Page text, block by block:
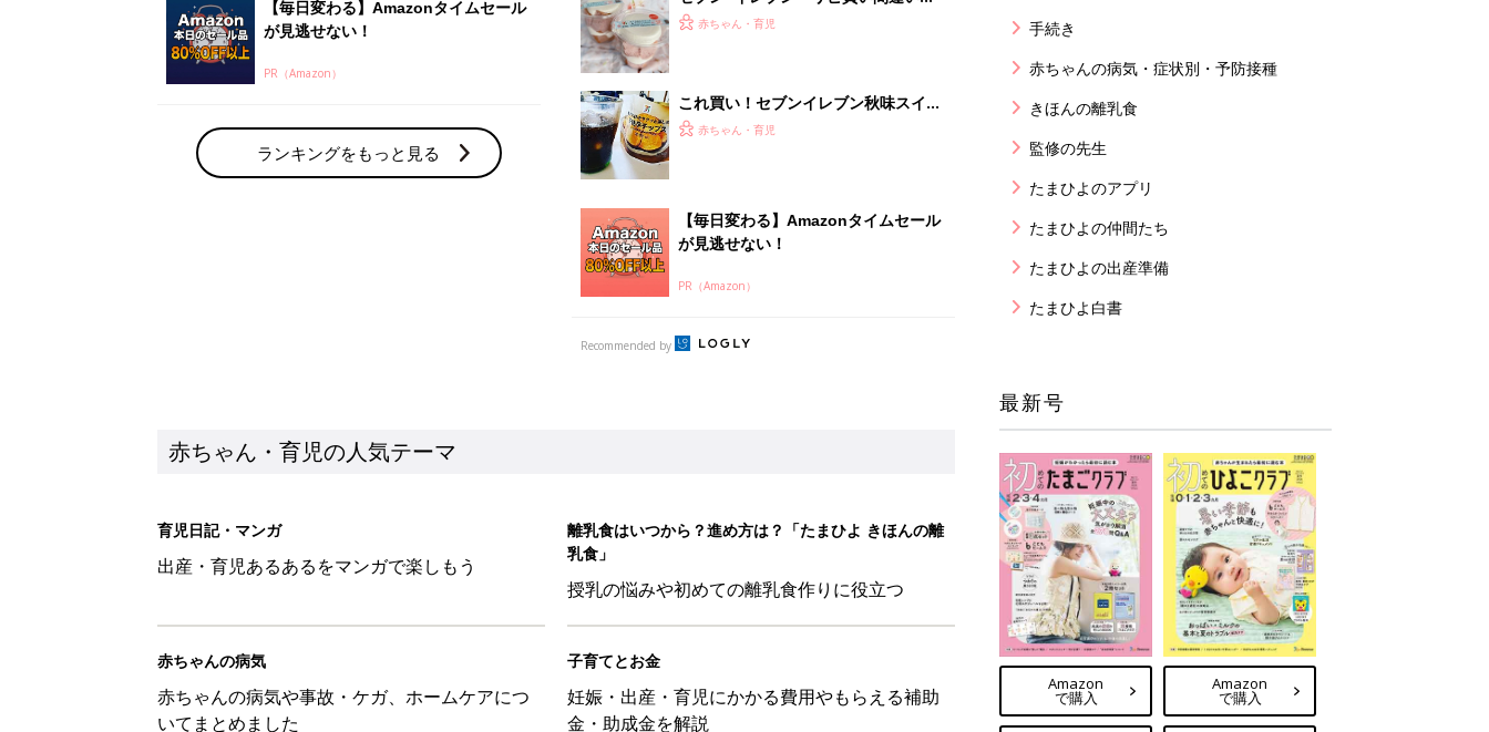
赤ちゃん・育児の人気テーマ
育児日記・マンガ
離乳食はいつから？進め方は？「たまひよ きほんの離
授乳の悩みや初めての離乳食作りに役立つ
子育てとお金
妊娠・出産・育児にかかる費用やもらえる補助
金・助成金を解説
物価高の子育てどうする？60分だけの【無料】お金の勉強会
赤ちゃん・育児
8月5日生まれはこんな人 365日のお誕生日占い【鏡リュウジ監修】
赤ちゃん・育児
手続き
赤ちゃんの病気・症状別・予防接種
きほんの離乳食
監修の先生
たまひよのアプリ
たまひよの仲間たち
たまひよの出産準備
たまひよ白書
最新号
Amazon
で購入
Amazon
で購入